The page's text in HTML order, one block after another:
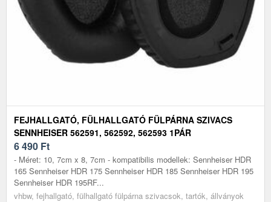
FEJHALLGATÓ, FÜLHALLGATÓ FÜLPÁRNA SZIVACS
SENNHEISER 562591, 562592, 562593 1PÁR
6 490 Ft
- Méret: 10, 7cm x 8, 7cm - kompatibilis modellek: Sennheiser HDR
165 Sennheiser HDR 175 Sennheiser HDR 185 Sennheiser HDR 195
Sennheiser HDR 195RF...
vhbw, fejhallgató, fülhallgató fülpárna szivacsok, tartók, állványok